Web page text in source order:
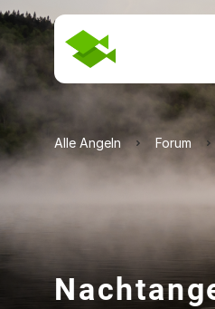
Alle Angeln Forum